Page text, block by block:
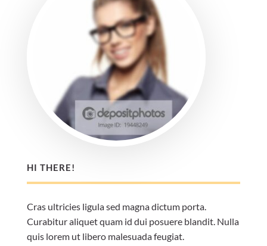
HI THERE!
Cras ultricies ligula sed magna dictum porta.
Curabitur aliquet quam id dui posuere blandit. Nulla
quis lorem ut libero malesuada feugiat.